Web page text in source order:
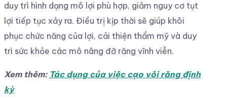
duy trì hình dạng mô lợi phù hợp, giảm nguy cơ tụt
lợi tiếp tục xảy ra. Điều trị kịp thời sẽ giúp khôi
phục chức năng của lợi, cải thiện thẩm mỹ và duy
trì sức khỏe các mô nâng đỡ răng vĩnh viễn.
Xem thêm: Tác dụng của việc cạo vôi răng định
kỳ